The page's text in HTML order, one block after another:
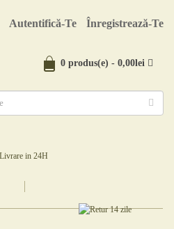
Autentifică-Te Înregistrează-Te
0 produs(e) - 0,00lei